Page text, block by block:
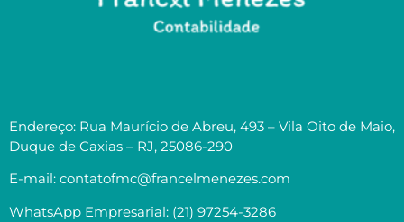
Endereço: Rua Maurício de Abreu, 493 – Vila Oito de Maio,
Duque de Caxias – RJ, 25086-290
E-mail: contatofmc@francelmenezes.com
WhatsApp Empresarial: (21) 97254-3286